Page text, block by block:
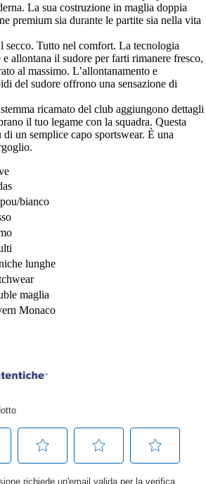
La sua costruzione in maglia doppia
premium sia durante le partite sia nella vita
secco. Tutto nel comfort. La tecnologia
allontana il sudore per farti rimanere fresco,
al massimo. L’allontanamento e
del sudore offrono una sensazione di
ricamato del club aggiungono dettagli
il tuo legame con la squadra. Questa
un semplice capo sportswear. È una
bianco
lunghe
maglia
Monaco